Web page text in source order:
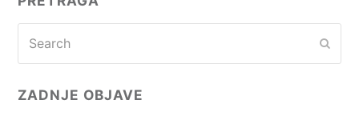
ZADNJE OBJAVE